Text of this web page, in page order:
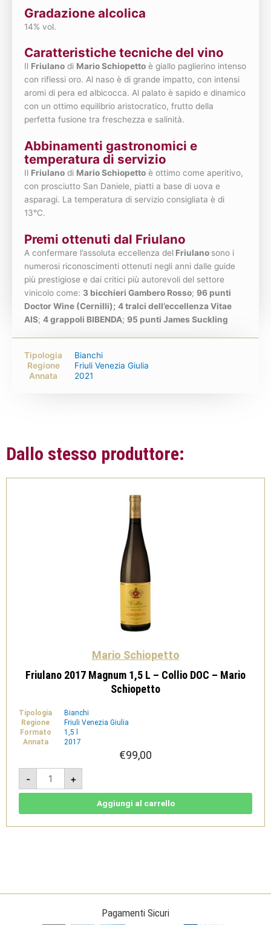
Gradazione alcolica
14% vol.
Caratteristiche tecniche del vino
Il Friulano di Mario Schiopetto è giallo paglierino intenso
con riflessi oro. Al naso è di grande impatto, con intensi
aromi di pera ed albicocca. Al palato è sapido e dinamico
con un ottimo equilibrio aristocratico, frutto della
perfetta fusione tra freschezza e salinità.
Abbinamenti gastronomici e
temperatura di servizio
Il Friulano di Mario Schiopetto è ottimo come aperitivo,
con prosciutto San Daniele, piatti a base di uova e
asparagi. La temperatura di servizio consigliata è di
13°C.
Premi ottenuti dal Friulano
A confermare l’assoluta eccellenza del Friulano sono i
numerosi riconoscimenti ottenuti negli anni dalle guide
più prestigiose e dai critici più autorevoli del settore
vinicolo come: 3 bicchieri Gambero Rosso; 96 punti
Doctor Wine (Cernilli); 4 tralci dell’eccellenza Vitae
AIS; 4 grappoli BIBENDA; 95 punti James Suckling
Tipologia
Bianchi
Regione
Friuli Venezia Giulia
Annata
2021
Dallo stesso produttore:
Mario Schiopetto
Friulano 2017 Magnum 1,5 L – Collio DOC – Mario
Schiopetto
Tipologia
Bianchi
Regione
Friuli Venezia Giulia
Formato
1,5 l
Annata
2017
€99,00
-
Friulano
2017
Magnum
1,5
DOC
+
Aggiungi al carrello
Pagamenti Sicuri